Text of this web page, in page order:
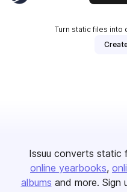
Turn static files into
Issuu converts static
online yearbooks
albums and more. Sign